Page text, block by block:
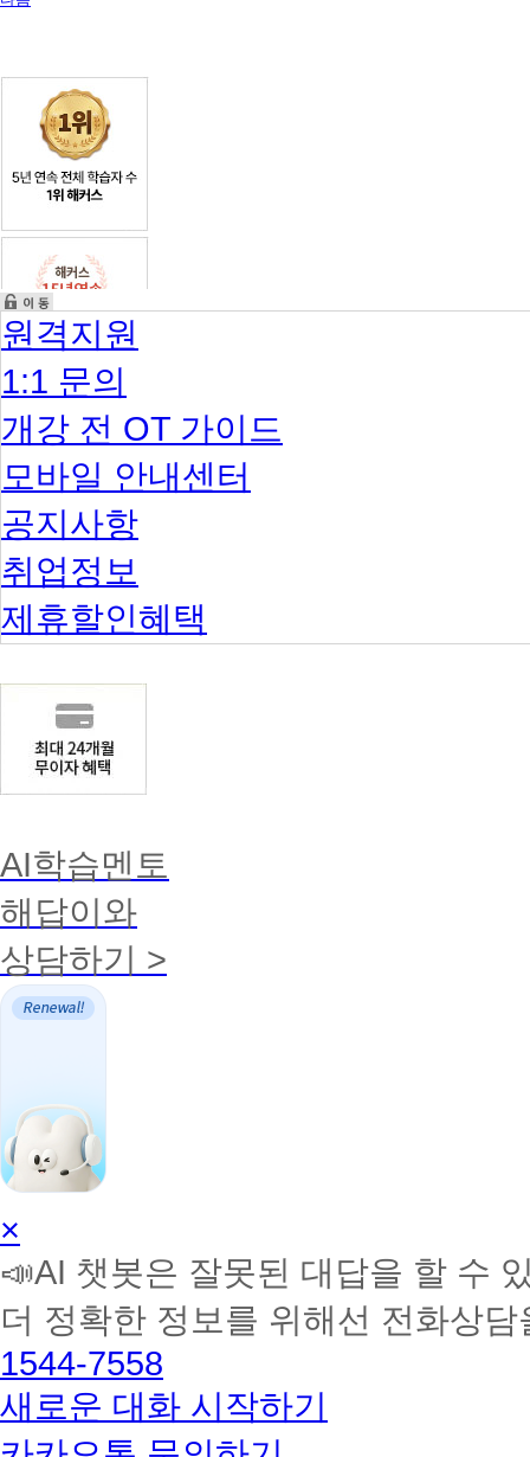
원격지원
1:1 문의
개강 전 OT 가이드
모바일 안내센터
공지사항
취업정보
제휴할인혜택
AI학습멘토
해답이와
상담하기 >
AI
학
습
토
커
BETA
×
📣AI 챗봇은 잘못된 대답을 할 수
더 정확한 정보를 위해선 전화상
1544-7558
새로운 대화 시작하기